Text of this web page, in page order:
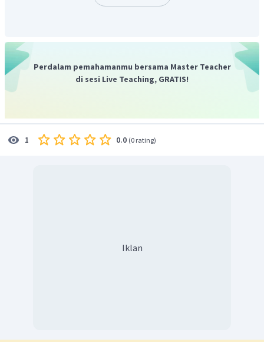
Perdalam pemahamanmu bersama Master Teacher
di sesi Live Teaching, GRATIS!
1 0.0 (0 rating)
Iklan